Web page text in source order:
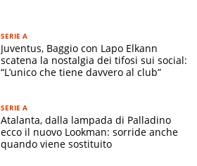
SERIE A
Juventus, Baggio con Lapo Elkann
scatena la nostalgia dei tifosi sui social:
“L’unico che tiene davvero al club”
SERIE A
Atalanta, dalla lampada di Palladino
ecco il nuovo Lookman: sorride anche
quando viene sostituito